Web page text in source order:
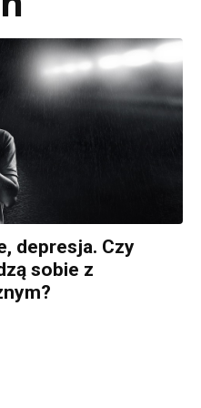
depresja. Czy
sobie z